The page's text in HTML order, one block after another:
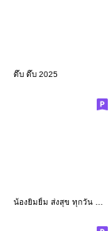
ดึ๊บ ดึ๊บ 2025